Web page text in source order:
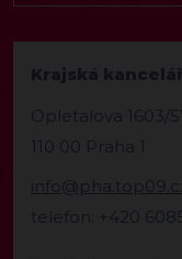
Krajská
Opletalova 1603/
110 00 Praha 1
telefon: +420